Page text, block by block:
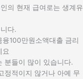
의 현재 급여로는 생계유
다.
100만원소액대출 금리
요
분들이 많이 있습니다.
정적이지 않거나 아예 무